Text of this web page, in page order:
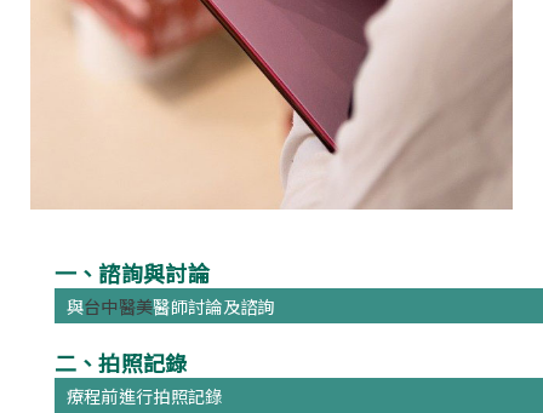
一、諮詢與討論
與台中醫美醫師討論及諮詢
二、拍照記錄
療程前進行拍照記錄